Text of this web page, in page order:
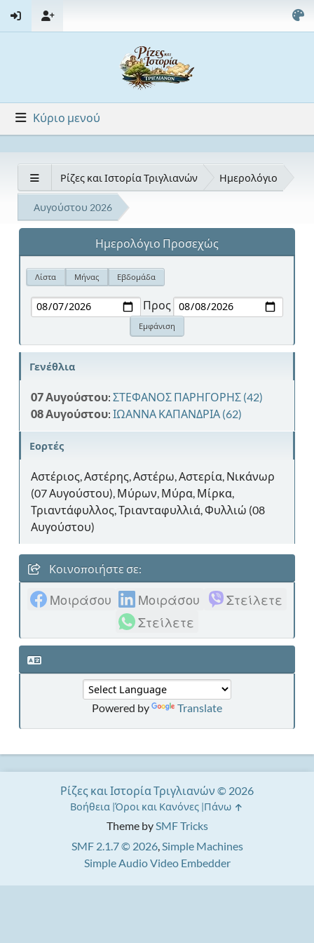
Κύριο μενού
Ρίζες και Ιστορία Τριγλιανών Ημερολόγιο
Αυγούστου 2026
Ημερολόγιο Προσεχώς
Λίστα Μήνας Εβδομάδα
Προς
Γενέθλια
07 Αυγούστου: ΣΤΕΦΑΝΟΣ ΠΑΡΗΓΟΡΗΣ (42)
08 Αυγούστου: ΙΩΑΝΝΑ ΚΑΠΑΝΔΡΙΑ (62)
Εορτές
Αστέριος, Αστέρης, Αστέρω, Αστερία, Νικάνωρ
(07 Αυγούστου), Μύρων, Μύρα, Μίρκα,
Τριαντάφυλλος, Τριανταφυλλιά, Φυλλιώ (08
Αυγούστου)
Κοινοποιήστε σε:
Μοιράσου Μοιράσου
Στείλετε
Στείλετε
Powered by Translate
Theme bySMF Tricks
SMF 2.1.7 © 2026,Simple Machines
Simple Audio Video Embedder
Ρίζες και Ιστορία Τριγλιανών © 2026
Βοήθεια Όροι και Κανόνες Πάνω